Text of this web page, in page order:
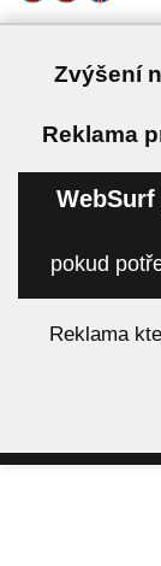
Zvýšení
Reklama
pokud
Reklama